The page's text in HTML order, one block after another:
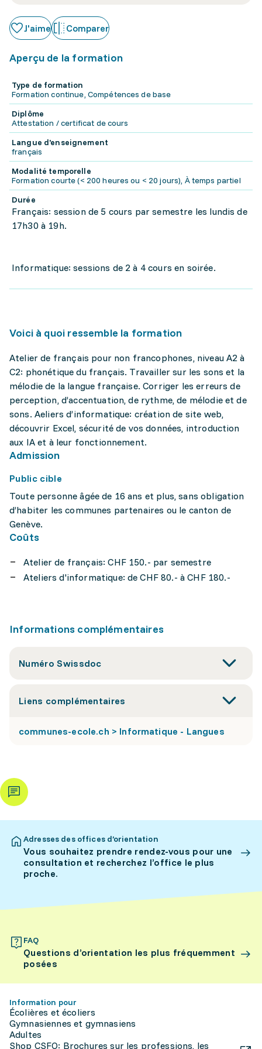
J'aime Comparer
Aperçu de la formation
Type de formation
Formation continue, Compétences de base
Diplôme
Attestation / certificat de cours
Langue d'enseignement
français
Modalité temporelle
Formation courte (< 200 heures ou < 20 jours), À temps partiel
Durée
Français: session de 5 cours par semestre les lundis de
17h30 à 19h.
Informatique: sessions de 2 à 4 cours en soirée.
Voici à quoi ressemble la formation
Atelier de français pour non francophones, niveau A2 à
C2: phonétique du français. Travailler sur les sons et la
mélodie de la langue française. Corriger les erreurs de
perception, d’accentuation, de rythme, de mélodie et de
sons. Aeliers d’informatique: création de site web,
découvrir Excel, sécurité de vos données, introduction
aux IA et à leur fonctionnement.
Admission
Public cible
Toute personne âgée de 16 ans et plus, sans obligation
d’habiter les communes partenaires ou le canton de
Genève.
Coûts
Atelier de français: CHF 150.- par semestre
Ateliers d'informatique: de CHF 80.- à CHF 180.-
Informations complémentaires
Numéro Swissdoc
Liens complémentaires
communes-ecole.ch > Informatique - Langues
Adresses des offices d’orientation
Vous souhaitez prendre rendez-vous pour une
consultation et recherchez l’office le plus
proche.
FAQ
Questions d’orientation les plus fréquemment
posées
Information pour
Écolières et écoliers
Gymnasiennes et gymnasiens
Adultes
Shop CSFO: Brochures sur les professions, les